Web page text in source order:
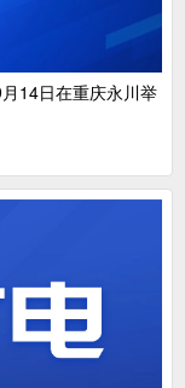
14日在重庆永川举